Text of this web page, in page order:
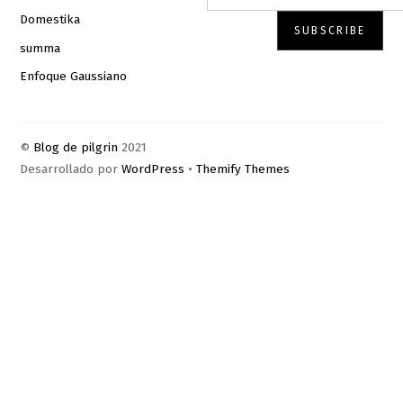
Domestika
summa
Enfoque Gaussiano
© Blog de pilgrin 2021
Desarrollado porWordPress •Themify Themes